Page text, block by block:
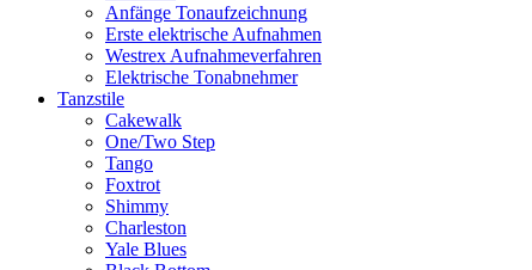
Anfänge Tonaufzeichnung
Erste elektrische Aufnahmen
Westrex Aufnahmeverfahren
Elektrische Tonabnehmer
Tanzstile
Cakewalk
One/Two Step
Tango
Foxtrot
Shimmy
Charleston
Yale Blues